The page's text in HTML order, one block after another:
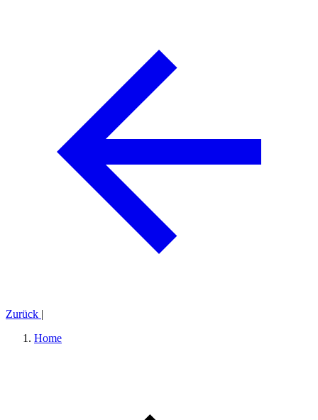
Zurück |
Home